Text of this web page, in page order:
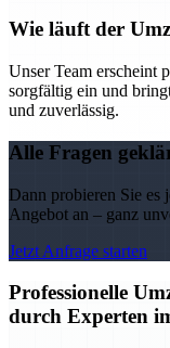
Wie läuft der
Unser Team erscheint
sorgfältig ein und
und zuverlässig.
Alle Fragen
Dann probieren Sie es
Angebot an – ganz
Jetzt Anfrage starten
Professionelle
durch Experten